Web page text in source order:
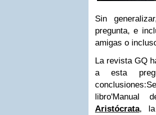
Sin
pregunta, e
amigas o
La revista GQ
a esta
conclusiones:
Aristócrata,